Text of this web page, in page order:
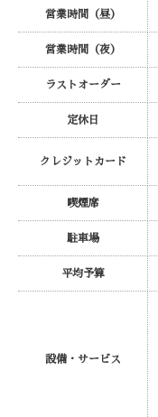
営業時間（昼）
営業時間（夜）
ラストオーダー
定休日
クレジットカード
喫煙席
駐車場
平均予算
設備・サービス